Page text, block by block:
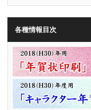
各種情報目次